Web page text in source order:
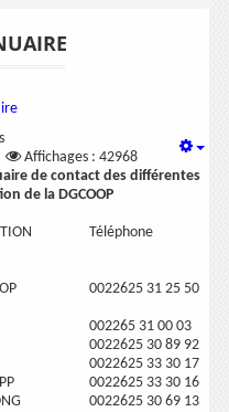
Affichages : 42968
de contact des différentes
de la DGCOOP
Téléphone
002262531 25 50
00226531 00 03
002262530 89 92
002262533 30 17
0022625 33 30 16
002262530 69 13